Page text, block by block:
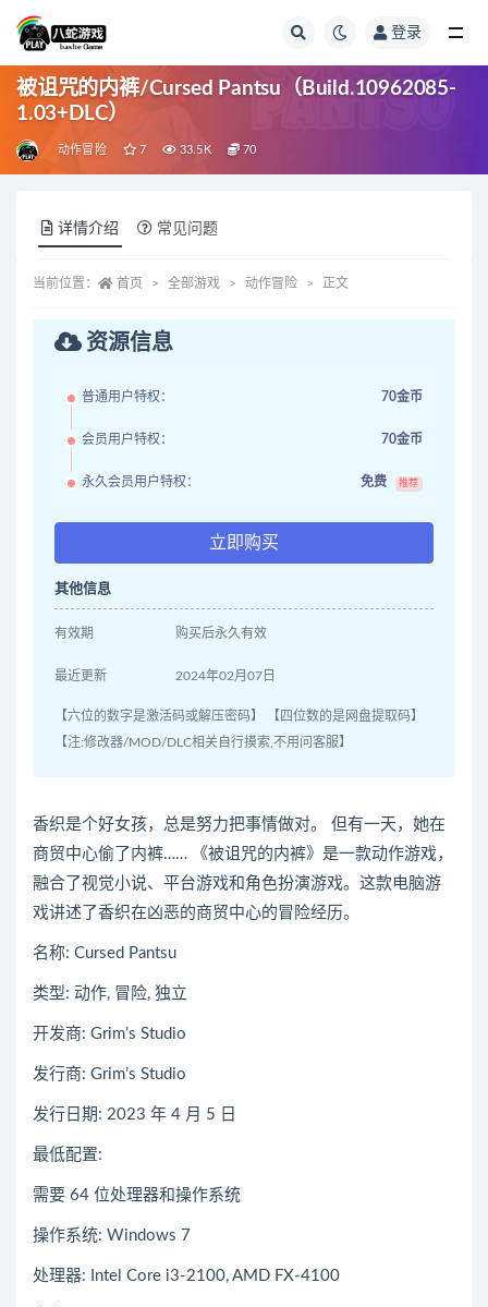
登录
被诅咒的内裤/Cursed Pantsu（Build.10962085-
1.03+DLC）
动作冒险 7 33.5K 70
详情介绍 常见问题
当前位置： 首页 全部游戏 动作冒险 正文
资源信息
普通用户特权： 70金币
会员用户特权： 70金币
永久会员用户特权： 免费 推荐
立即购买
其他信息
有效期 购买后永久有效
最近更新 2024年02月07日
【六位的数字是激活码或解压密码】 【四位数的是网盘提取码】
【注:修改器/MOD/DLC相关自行摸索,不用问客服】
香织是个好女孩，总是努力把事情做对。 但有一天，她在
商贸中心偷了内裤…… 《被诅咒的内裤》是一款动作游戏，
融合了视觉小说、平台游戏和角色扮演游戏。这款电脑游
戏讲述了香织在凶恶的商贸中心的冒险经历。
名称: Cursed Pantsu
类型: 动作, 冒险, 独立
开发商: Grim’s Studio
发行商: Grim’s Studio
发行日期: 2023 年 4 月 5 日
最低配置:
需要 64 位处理器和操作系统
操作系统: Windows 7
处理器: Intel Core i3-2100, AMD FX-4100